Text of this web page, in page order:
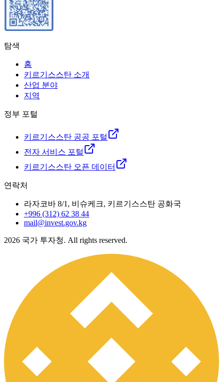
탐색
홈
키르기스스탄 소개
산업 분야
지역
정부 포털
키르기스스탄 공공 포털
전자 서비스 포털
키르기스스탄 오픈 데이터
연락처
라자코바 8/1, 비슈케크, 키르기스스탄 공화국
+996 (312) 62 38 44
mail@invest.gov.kg
2026 국가 투자청. All rights reserved.